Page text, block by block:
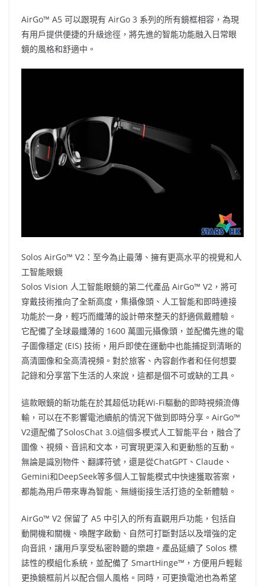
AirGo™ A5 可以跟現有 AirGo 3 系列的所有鏡框相容，為現
有用戶提供便捷的升級途徑，將先進的智能功能融入日常眼
鏡的風格和舒適中。
Solos AirGo™ V2：至今為止最薄、擁有更高水平的視覺和人
工智能眼鏡
Solos Vision 人工智能眼鏡的第二代產品 AirGo™ V2，將可
穿戴技術推向了全新高度，集攝像頭、人工智能和即時連接
功能於一身，輕巧而纖薄的設計帶來整天的舒適佩戴體驗。
它配備了全球最纖薄的 1600 萬圖元攝像頭，並配備先進的電
子圖像穩定 (EIS) 技術，用戶即使在運動中也能捕捉到清晰的
高清圖像和全高清視頻。對於旅客、內容創作者和任何想要
記錄和分享當下生活的人來說，這都是個不可或缺的工具。
這款眼鏡的新功能在於其超低功耗Wi-Fi驅動的即時視頻流傳
輸，可以在不影響電池續航的情況下做到即時分享。AirGo™
V2還配備了SolosChat 3.0這個多模式人工智能平台，融合了
圖像、視頻、音訊和文本，可實現更深入和更動態的互動。
無論是識別物件、翻譯符號，還是從ChatGPT、Claude、
Gemini和DeepSeek等多個人工智能模式中快速獲取答案，
都能為用戶帶來專為智能、無縫銜接生活打造的全新體驗。
AirGo™ V2 保留了 A5 中引入的所有直觀用戶功能，包括自
動開機和關機、喚醒字啟動、自然可打斷對話以及增強的定
向音訊，讓用戶享受私密聆聽的樂趣。產品延續了 Solos 標
誌性的模組化系統，並配備了 SmartHinge™，方便用戶輕鬆
更換鏡框前片以配合個人風格。同時，可更換電池也為希望